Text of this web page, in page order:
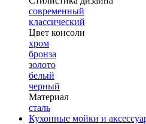
современный
классический
Цвет консоли
хром
бронза
золото
белый
черный
Материал
сталь
Кухонные мойки и